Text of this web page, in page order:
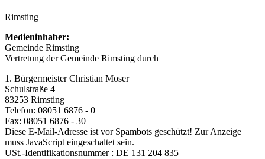
Rimsting
Medieninhaber:
Gemeinde Rimsting
Vertretung der Gemeinde Rimsting durch
1. Bürgermeister Christian Moser
Schulstraße 4
83253 Rimsting
Telefon: 08051 6876 - 0
Fax: 08051 6876 - 30
Diese E-Mail-Adresse ist vor Spambots geschützt! Zur Anzeige
muss JavaScript eingeschaltet sein.
USt.-Identifikationsnummer : DE 131 204 835